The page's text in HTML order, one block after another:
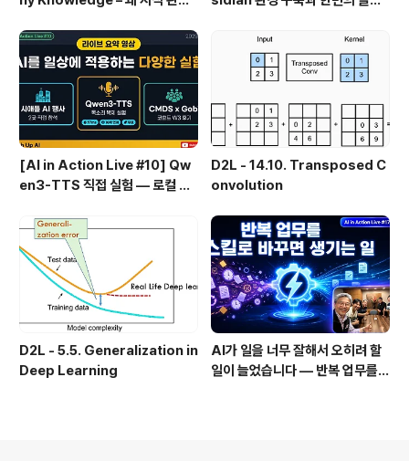
보에서 지식으로의 전환, 🛠️ 지식
관리 실패 패턴과 극복
(Web Clipper)
[AI in Action Live #10] Qw
en3-TTS 직접 실험 — 로컬 설
D2L - 14.10. Transposed C
onvolution
D2L - 5.5. Generalization in
Deep Learning
AI가 일을 너무 잘해서 오히려 할
일이 늘었습니다 — 반복 업무를